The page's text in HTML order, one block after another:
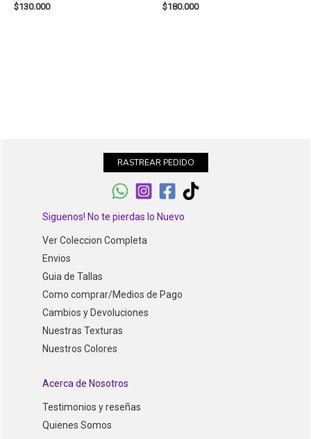
$130.000
$180.000
RASTREAR PEDIDO
Siguenos! No te pierdas lo Nuevo
Ver Coleccion Completa
Envios
Guia de Tallas
Como comprar/Medios de Pago
Cambios y Devoluciones
Nuestras Texturas
Nuestros Colores
Acerca de Nosotros
Testimonios y reseñas
Quienes Somos